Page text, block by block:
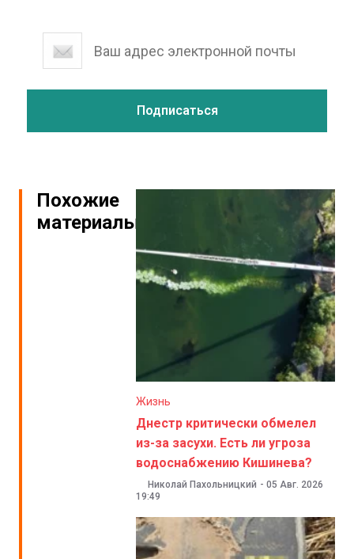
Похожие
материалы
Жизнь
Днестр критически обмелел
из-за засухи. Есть ли угроза
водоснабжению Кишинева?
Николай Пахольницкий - 05 Авг. 2026
19:49